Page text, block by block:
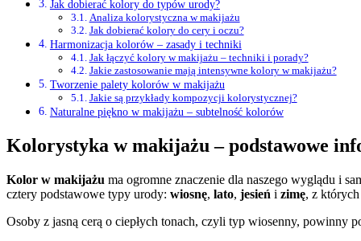
Jak dobierać kolory do typów urody?
Analiza kolorystyczna w makijażu
Jak dobierać kolory do cery i oczu?
Harmonizacja kolorów – zasady i techniki
Jak łączyć kolory w makijażu – techniki i porady?
Jakie zastosowanie mają intensywne kolory w makijażu?
Tworzenie palety kolorów w makijażu
Jakie są przykłady kompozycji kolorystycznej?
Naturalne piękno w makijażu – subtelność kolorów
Kolorystyka w makijażu – podstawowe
Kolor w makijażu ma ogromne znaczenie dla naszego wyglądu i
cztery podstawowe typy urody: wiosnę, lato, jesień i zimę, z
Osoby z jasną cerą o ciepłych tonach, czyli typ wiosenny, powinny